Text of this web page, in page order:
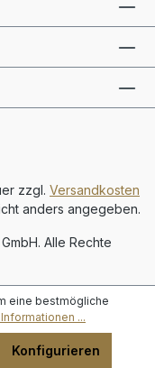
zzgl. Versandkosten
anders angegeben.
Alle Rechte
eine bestmögliche
...
Konfigurieren